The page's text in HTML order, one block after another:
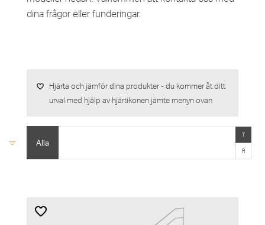
dina frågor eller funderingar.
Hjärta och jämför dina produkter - du kommer åt ditt
urval med hjälp av hjärtikonen jämte menyn ovan
Alla
T
R